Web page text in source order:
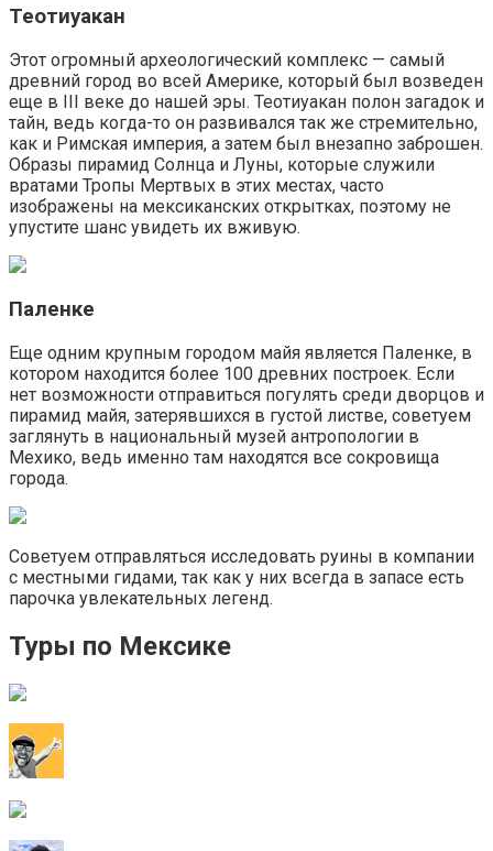
Теотиуакан
Этот огромный археологический комплекс — самый
древний город во всей Америке, который был возведен
еще в III веке до нашей эры. Теотиуакан полон загадок и
тайн, ведь когда-то он развивался так же стремительно,
как и Римская империя, а затем был внезапно заброшен.
Образы пирамид Солнца и Луны, которые служили
вратами Тропы Мертвых в этих местах, часто
изображены на мексиканских открытках, поэтому не
упустите шанс увидеть их вживую.
Паленке
Еще одним крупным городом майя является Паленке, в
котором находится более 100 древних построек. Если
нет возможности отправиться погулять среди дворцов и
пирамид майя, затерявшихся в густой листве, советуем
заглянуть в национальный музей антропологии в
Мехико, ведь именно там находятся все сокровища
города.
Советуем отправляться исследовать руины в компании
с местными гидами, так как у них всегда в запасе есть
парочка увлекательных легенд.
Туры по Мексике